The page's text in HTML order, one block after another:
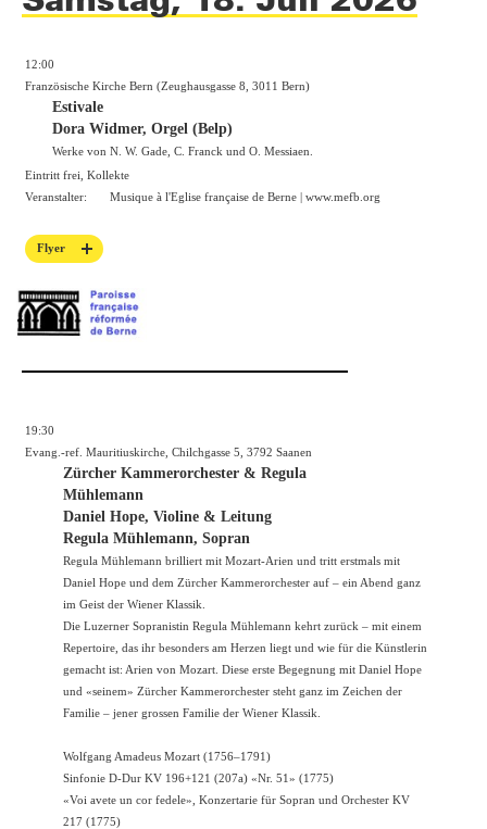
12:00
Französische Kirche Bern (Zeughausgasse 8, 3011 Bern)
Estivale
Dora Widmer, Orgel (Belp)
Werke von N. W. Gade, C. Franck und O. Messiaen.
Eintritt frei, Kollekte
Veranstalter:
Musique à l'Eglise française de Berne | www.mefb.org
Flyer
19:30
Evang.-ref. Mauritiuskirche, Chilchgasse 5, 3792 Saanen
Zürcher Kammerorchester & Regula
Mühlemann
Daniel Hope, Violine & Leitung
Regula Mühlemann, Sopran
Regula Mühlemann brilliert mit Mozart-Arien und tritt erstmals mit
Daniel Hope und dem Zürcher Kammerorchester auf – ein Abend ganz
im Geist der Wiener Klassik.
Die Luzerner Sopranistin Regula Mühlemann kehrt zurück – mit einem
Repertoire, das ihr besonders am Herzen liegt und wie für die Künstlerin
gemacht ist: Arien von Mozart. Diese erste Begegnung mit Daniel Hope
und «seinem» Zürcher Kammerorchester steht ganz im Zeichen der
Familie – jener grossen Familie der Wiener Klassik.
Wolfgang Amadeus Mozart (1756–1791)
Sinfonie D-Dur KV 196+121 (207a) «Nr. 51» (1775)
«Voi avete un cor fedele», Konzertarie für Sopran und Orchester KV
217 (1775)